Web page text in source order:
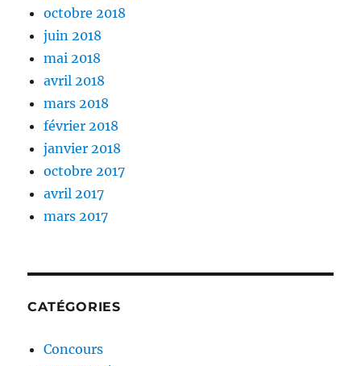
octobre 2018
juin 2018
mai 2018
avril 2018
mars 2018
février 2018
janvier 2018
octobre 2017
avril 2017
mars 2017
CATÉGORIES
Concours